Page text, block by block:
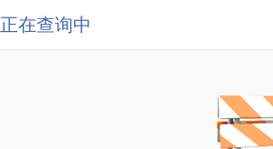
正在查询中